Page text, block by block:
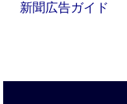
新聞広告ガイド